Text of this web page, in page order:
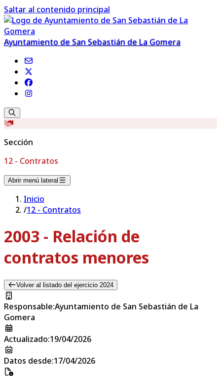
Saltar al contenido principal
Ayuntamiento de San Sebastián de La Gomera
Sección
12 - Contratos
Abrir menú lateral
Inicio
/12 - Contratos
2003 - Relación de
contratos menores
Volver al listado del ejercicio 2024
Responsable:Ayuntamiento de San Sebastián de La
Gomera
Actualizado:19/04/2026
Datos desde:17/04/2026